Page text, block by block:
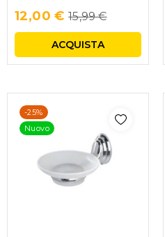
12,00 € Regular
price
15,99 €
ACQUISTA
-25%
Nuovo